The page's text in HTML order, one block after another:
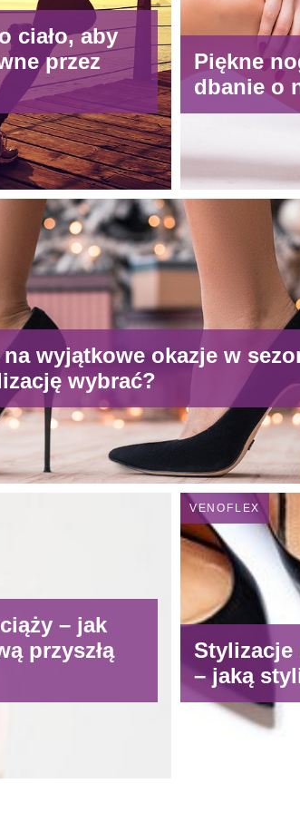
ciało, aby
przez
Piękne
dbanie o
wyjątkowe okazje w
wybrać?
– jak
przyszłą
VENOFLEX
Stylizacje
– jaką